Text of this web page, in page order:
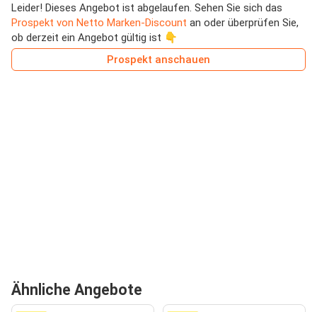
Leider! Dieses Angebot ist abgelaufen. Sehen Sie sich das
Prospekt von Netto Marken-Discount an oder überprüfen Sie,
ob derzeit ein Angebot gültig ist 👇
Prospekt anschauen
Ähnliche Angebote